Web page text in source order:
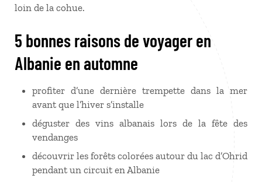
loin de la cohue.
5 bonnes raisons de voyager en
Albanie en automne
profiter d’une dernière trempette dans la mer
avant que l’hiver s’installe
déguster des vins albanais lors de la fête des
vendanges
découvrir les forêts colorées autour du lac d’Ohrid
pendant un circuit en Albanie